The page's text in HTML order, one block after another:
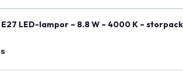
LED-lampor – 8.8 W – 4000 K – storpack